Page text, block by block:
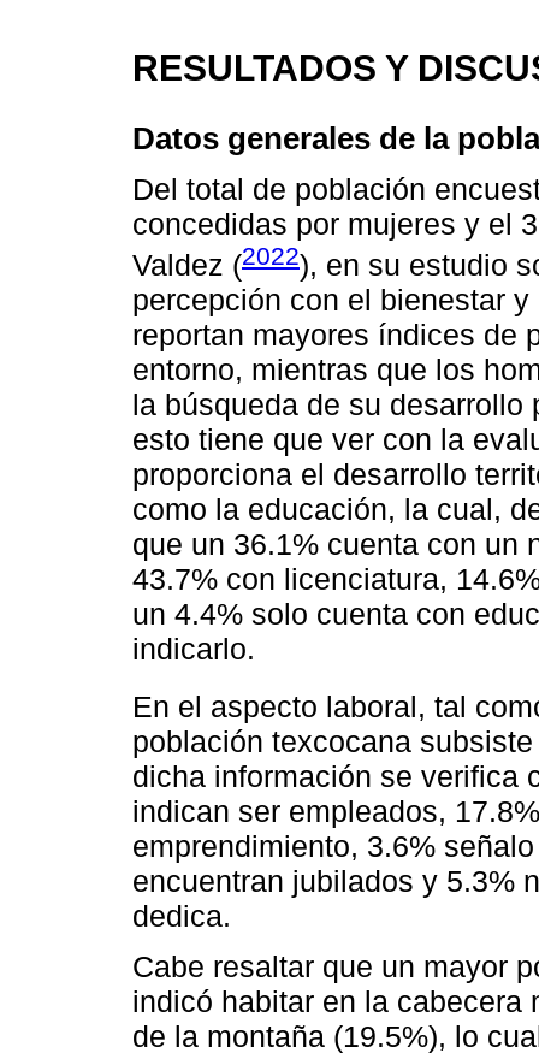
RESULTADOS Y
Datos generales de la
Del total de población
concedidas por mujeres y el
Valdez (2022), en su estudio
percepción con el bienestar
reportan mayores índices de
entorno, mientras que los
la búsqueda de su
esto tiene que ver con la
proporciona el desarrollo
como la educación, la cual,
que un 36.1% cuenta con un
43.7% con licenciatura,
un 4.4% solo cuenta con
indicarlo.
En el aspecto laboral, tal
población texcocana
dicha información se verifica
indican ser empleados,
emprendimiento, 3.6%
encuentran jubilados y 5.3%
dedica.
Cabe resaltar que un mayor
indicó habitar en la cabecera
de la montaña (19.5%), lo